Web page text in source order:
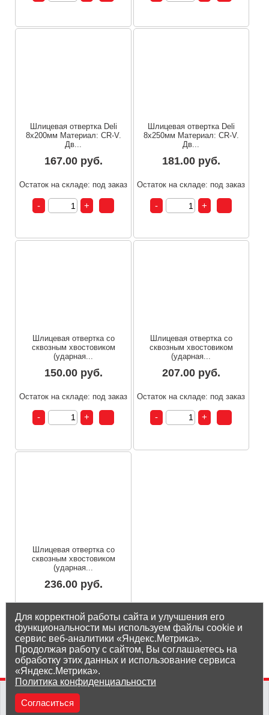
Шлицевая отвертка Deli
8х200мм Материал: CR-V.
Дв...
167.00 руб.
Остаток на складе: под заказ
Шлицевая отвертка Deli
8х250мм Материал: CR-V.
Дв...
181.00 руб.
Остаток на складе: под заказ
Шлицевая отвертка со
сквозным хвостовиком
(ударная...
150.00 руб.
Остаток на складе: под заказ
Шлицевая отвертка со
сквозным хвостовиком
(ударная...
207.00 руб.
Остаток на складе: под заказ
Шлицевая отвертка со
сквозным хвостовиком
(ударная...
236.00 руб.
Для корректной работы сайта и улучшения его
функциональности мы используем файлы cookie и
сервис веб-аналитики «Яндекс.Метрика».
Продолжая работу с сайтом, Вы соглашаетесь на
обработку этих данных и использование сервиса
«Яндекс.Метрика».
Политика конфиденциальности
Согласиться
(8212) 25-05-05